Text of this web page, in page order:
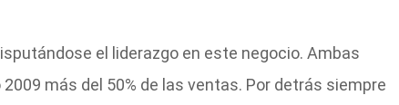
el liderazgo en este negocio. Ambas
más del 50% de las ventas. Por detrás siempre